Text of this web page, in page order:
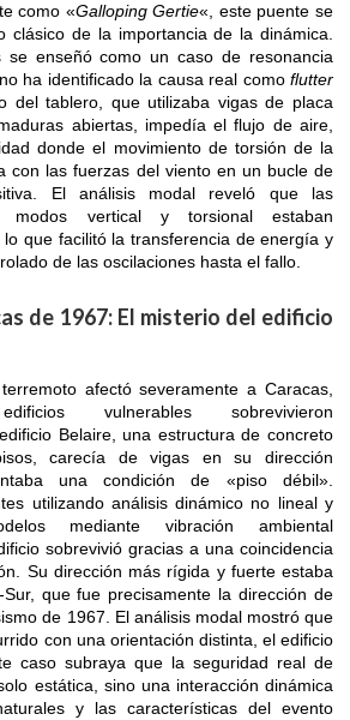
como «Galloping Gertie«, este puente se
clásico de la importancia de la dinámica.
se enseñó como un caso de resonancia
ha identificado la causa real como flutter
del tablero, que utilizaba vigas de placa
abiertas, impedía el flujo de aire,
donde el movimiento de torsión de la
con las fuerzas del viento en un bucle de
El análisis modal reveló que las
modos vertical y torsional estaban
lo que facilitó la transferencia de energía y
de las oscilaciones hasta el fallo.
de 1967: El misterio del edificio
afectó severamente a Caracas,
vulnerables sobrevivieron
Belaire, una estructura de concreto
carecía de vigas en su dirección
una condición de «piso débil».
utilizando análisis dinámico no lineal y
mediante vibración ambiental
sobrevivió gracias a una coincidencia
Su dirección más rígida y fuerte estaba
que fue precisamente la dirección de
de 1967. El análisis modal mostró que
con una orientación distinta, el edificio
caso subraya que la seguridad real de
estática, sino una interacción dinámica
y las características del evento